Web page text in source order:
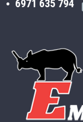
6971 635 794